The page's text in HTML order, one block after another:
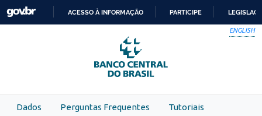
Skip to main content
PARA
O
CONTEÚDO
ACESSO À INFORMAÇÃO PARTICIPE
ENGLISH
Dados Perguntas Frequentes Tutoriais